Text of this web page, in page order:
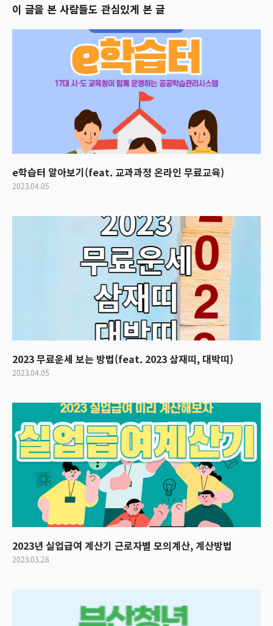
이 글을 본 사람들도 관심있게 본 글
e학습터 알아보기(feat. 교과과정 온라인 무료교육)
2023.04.05
2023 무료운세 보는 방법(feat. 2023 삼재띠, 대박띠)
2023.04.05
2023년 실업급여 계산기 근로자별 모의계산, 계산방법
2023.03.28